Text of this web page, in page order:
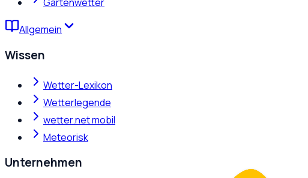
Allgemein
Wissen
Wetter-Lexikon
Wetterlegende
wetter.net mobil
Meteorisk
Unternehmen